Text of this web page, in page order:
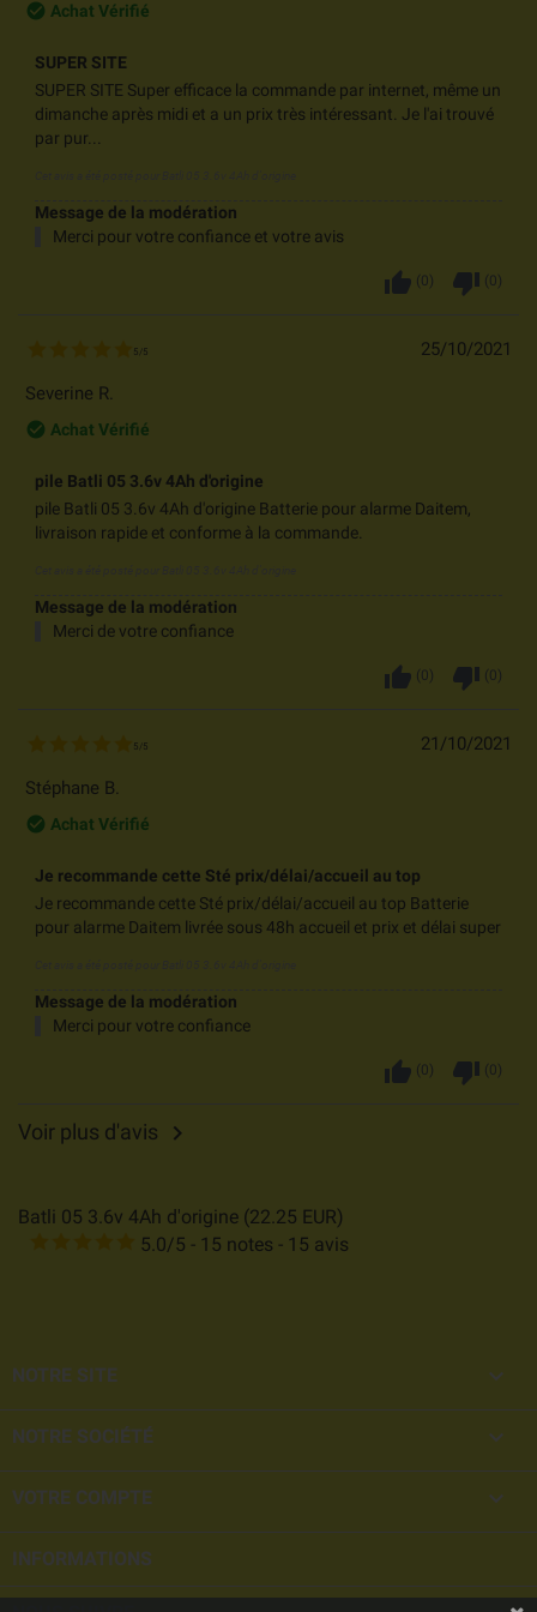
check_circle_outline
Achat Vérifié
SUPER SITE
SUPER SITE Super efficace la commande par internet, même un
dimanche après midi et a un prix très intéressant. Je l'ai trouvé
par pur...
Message de la modération
Merci pour votre confiance et votre avis
thumb_up (0 ) thumb_down (0 )
5 5 25/10/2021
Severine R.
check_circle_outline
Achat Vérifié
pile Batli 05 3.6v 4Ah d'origine
pile Batli 05 3.6v 4Ah d'origine Batterie pour alarme Daitem,
livraison rapide et conforme à la commande.
Message de la modération
Merci de votre confiance
thumb_up (0 ) thumb_down (0 )
5 5 21/10/2021
Stéphane B.
check_circle_outline
Achat Vérifié
Je recommande cette Sté prix/délai/accueil au top
Je recommande cette Sté prix/délai/accueil au top Batterie
pour alarme Daitem livrée sous 48h accueil et prix et délai super
Message de la modération
Merci pour votre confiance
thumb_up (0 ) thumb_down (0 )
Voir plus d'avis 
Batli 05 3.6v 4Ah d'origine (22.25 EUR)
5.0/5 - 15 notes - 15 avis
NOTRE SITE 
NOTRE SOCIÉTÉ 
VOTRE COMPTE 
INFORMATIONS